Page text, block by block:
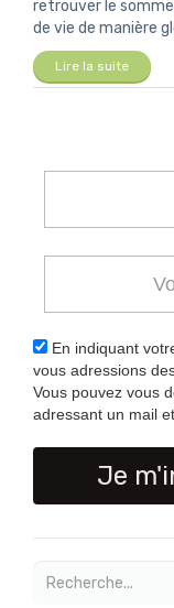
retrouver le
de vie de manière
Lire la suite
En indiquant
vous adressions
Vous pouvez vous
adressant un mail
Je